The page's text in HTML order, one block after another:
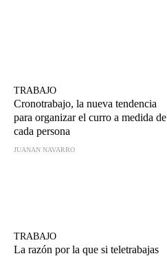
TRABAJO
Cronotrabajo, la nueva tendencia
para organizar el curro a medida de
cada persona
JUANAN NAVARRO
TRABAJO
La razón por la que si teletrabajas